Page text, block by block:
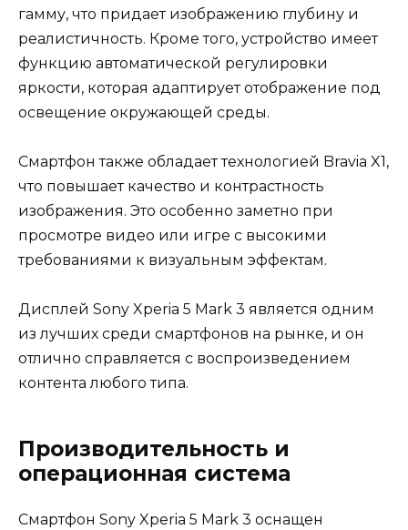
гамму, что придает изображению глубину и
реалистичность. Кроме того, устройство имеет
функцию автоматической регулировки
яркости, которая адаптирует отображение под
освещение окружающей среды.
Смартфон также обладает технологией Bravia X1,
что повышает качество и контрастность
изображения. Это особенно заметно при
просмотре видео или игре с высокими
требованиями к визуальным эффектам.
Дисплей Sony Xperia 5 Mark 3 является одним
из лучших среди смартфонов на рынке, и он
отлично справляется с воспроизведением
контента любого типа.
Производительность и
операционная система
Смартфон Sony Xperia 5 Mark 3 оснащен